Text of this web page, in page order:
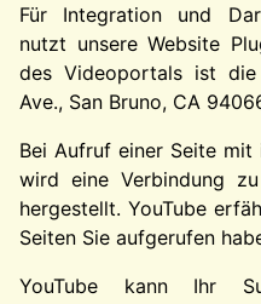
Für Integration und
nutzt unsere Website
des Videoportals ist die
Ave., San Bruno, CA
Bei Aufruf einer Seite mit
wird eine Verbindung
hergestellt. YouTube
Seiten Sie aufgerufen
YouTube kann Ihr